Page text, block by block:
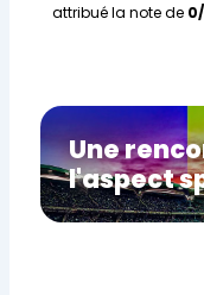
attribué la note de
Une
l'aspect